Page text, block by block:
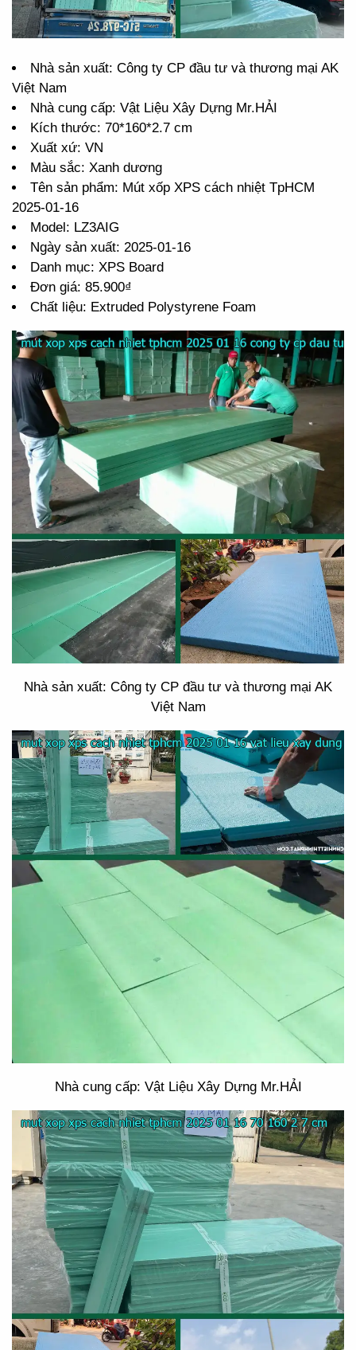
Nhà sản xuất: Công ty CP đầu tư và thương mại AK
Việt Nam
Nhà cung cấp: Vật Liệu Xây Dựng Mr.HẢI
Kích thước: 70*160*2.7 cm
Xuất xứ: VN
Màu sắc: Xanh dương
Tên sản phẩm: Mút xốp XPS cách nhiệt TpHCM
2025-01-16
Model: LZ3AIG
Ngày sản xuất: 2025-01-16
Danh mục: XPS Board
Đơn giá: 85.900₫
Chất liệu: Extruded Polystyrene Foam
Nhà sản xuất: Công ty CP đầu tư và thương mại AK
Việt Nam
Nhà cung cấp: Vật Liệu Xây Dựng Mr.HẢI